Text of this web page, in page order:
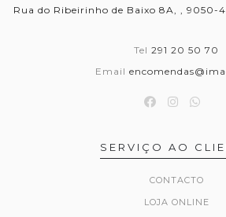
Rua do Ribeirinho de Baixo 8A, , 9050-
Tel 291 20 50 70
Email
SERVIÇO AO
CONTACTO
LOJA ONLINE